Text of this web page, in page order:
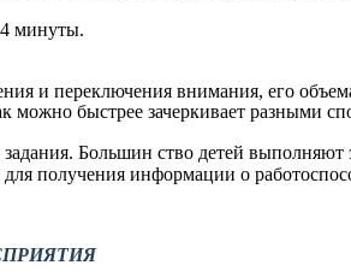
4 минуты.
и переключения внимания, eгo
можно быстрее зачеркивает
Большин ство детей выполняют
получения информации о